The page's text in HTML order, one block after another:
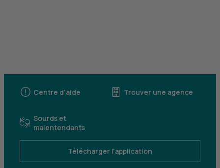
Centre d'aide Trouver une agence
Sourds et
malentendants
Télécharger l'application